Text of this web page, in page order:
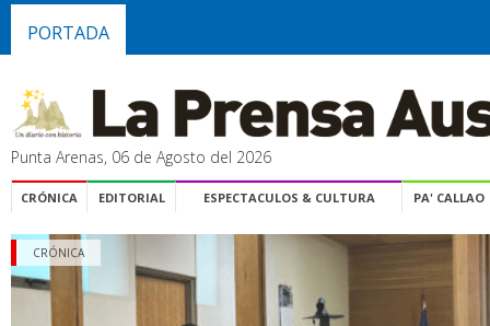
PORTADA
Punta Arenas, 06 de Agosto del 2026
CRÓNICA EDITORIAL ESPECTACULOS & CULTURA PA' CALLAO
CRÓNICA